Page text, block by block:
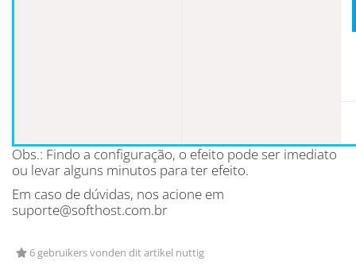
Obs.: Findo a configuração, o efeito pode ser imediato
ou levar alguns minutos para ter efeito.
Em caso de dúvidas, nos acione em
suporte@softhost.com.br
6 gebruikers vonden dit artikel nuttig